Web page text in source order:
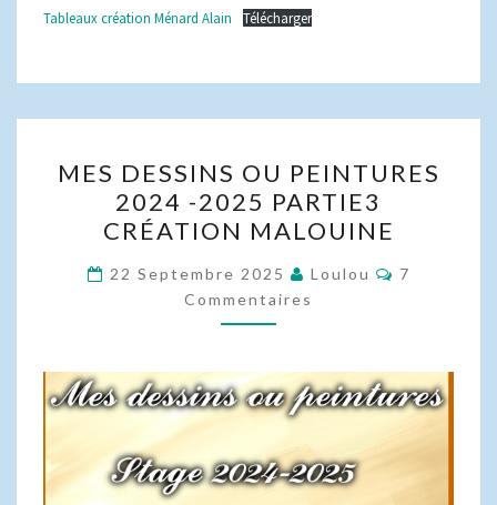
Tableaux création Ménard Alain Télécharger
DESSINS
OU
PEINTURES
2024
-2025
PARTIE3
MALOUINE
MES DESSINS OU PEINTURES
2024 -2025 PARTIE3
CRÉATION MALOUINE
22 Septembre 2025 Loulou
7
Commentaires